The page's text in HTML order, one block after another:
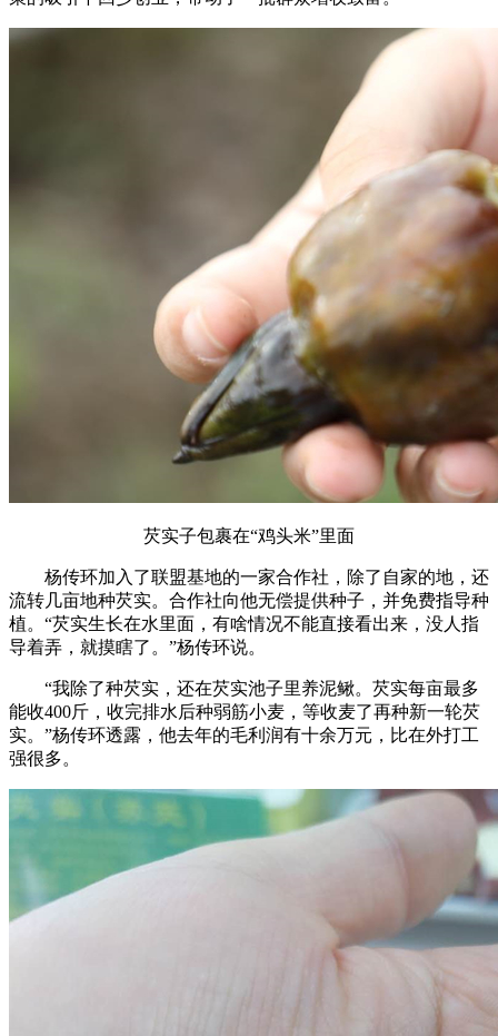
芡实子包裹在“鸡头米”里面
杨传环加入了联盟基地的一家合作社，除了自家的地，还
流转几亩地种芡实。合作社向他无偿提供种子，并免费指导种
植。“芡实生长在水里面，有啥情况不能直接看出来，没人指
导着弄，就摸瞎了。”杨传环说。
“我除了种芡实，还在芡实池子里养泥鳅。芡实每亩最多
能收400斤，收完排水后种弱筋小麦，等收麦了再种新一轮芡
实。”杨传环透露，他去年的毛利润有十余万元，比在外打工
强很多。